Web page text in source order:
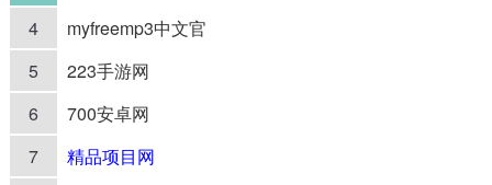
4
myfreemp3中文官
5
223手游网
6
700安卓网
7
精品项目网